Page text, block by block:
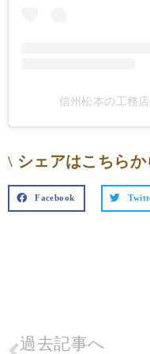
信州松本の工務
\ シェアはこちらか
Facebook
過去記事へ